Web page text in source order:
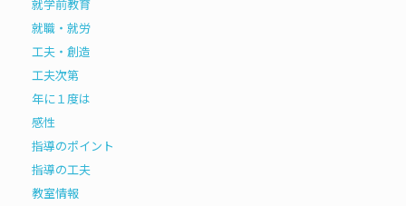
就学前教育
就職・就労
工夫・創造
工夫次第
年に１度は
感性
指導のポイント
指導の工夫
教室情報